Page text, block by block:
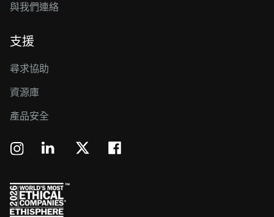
與我們連絡
支援
尋求協助
資源庫
產品安全